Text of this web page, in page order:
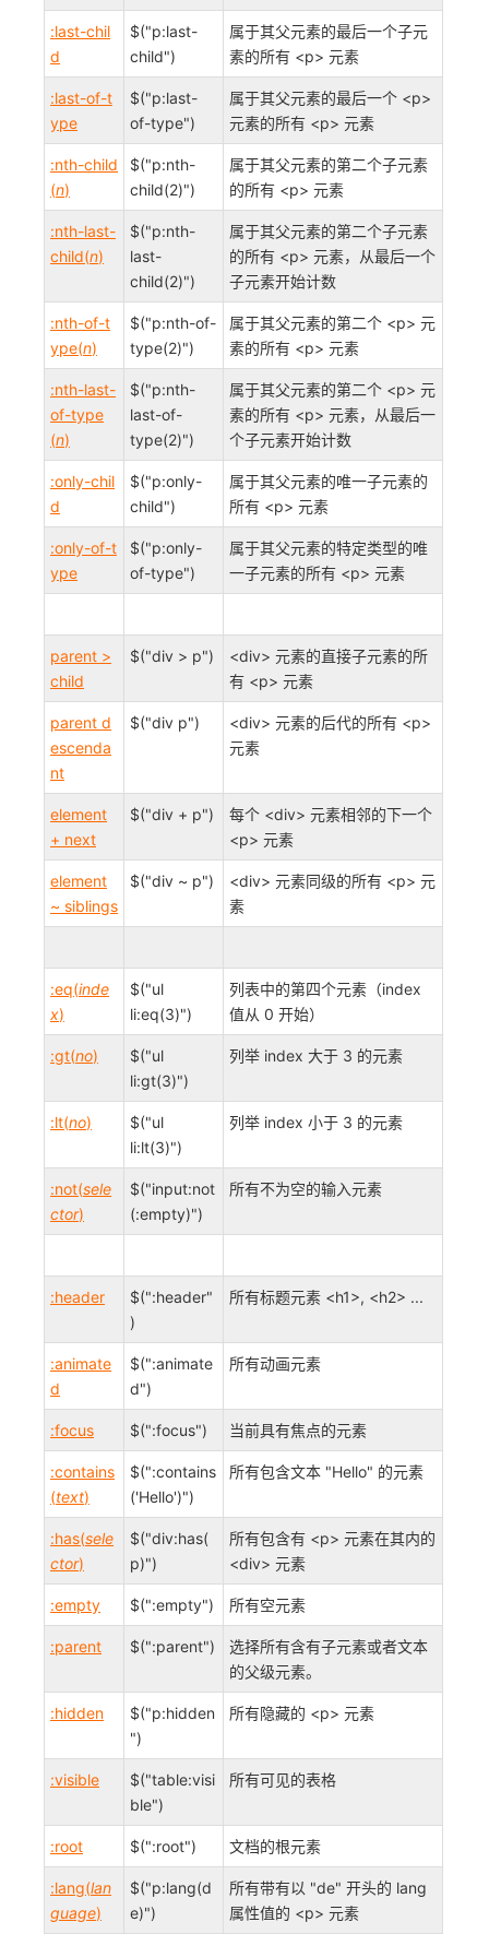
:last-chil
d
$("p:last-
child")
属于其父元素的最后一个子元
素的所有 <p> 元素
:last-of-t
ype
$("p:last-
of-type")
属于其父元素的最后一个 <p>
元素的所有 <p> 元素
:nth-child
(n)
$("p:nth-
child(2)")
属于其父元素的第二个子元素
的所有 <p> 元素
:nth-last-
child(n)
$("p:nth-
last-
child(2)")
属于其父元素的第二个子元素
的所有 <p> 元素，从最后一个
子元素开始计数
:nth-of-t
ype(n)
$("p:nth-of-
type(2)")
属于其父元素的第二个 <p> 元
素的所有 <p> 元素
:nth-last-
of-type
(n)
$("p:nth-
last-of-
type(2)")
属于其父元素的第二个 <p> 元
素的所有 <p> 元素，从最后一
个子元素开始计数
:only-chil
d
$("p:only-
child")
属于其父元素的唯一子元素的
所有 <p> 元素
:only-of-t
ype
$("p:only-
of-type")
属于其父元素的特定类型的唯
一子元素的所有 <p> 元素
parent >
child
$("div > p")
<div> 元素的直接子元素的所
有 <p> 元素
parent d
escenda
nt
$("div p")
<div> 元素的后代的所有 <p>
元素
element
+ next
$("div + p")
每个 <div> 元素相邻的下一个
<p> 元素
element
~ siblings
$("div ~ p")
<div> 元素同级的所有 <p> 元
素
:eq(inde
x)
$("ul
li:eq(3)")
列表中的第四个元素（index
值从 0 开始）
:gt(no)
$("ul
li:gt(3)")
列举 index 大于 3 的元素
:lt(no)
$("ul
li:lt(3)")
列举 index 小于 3 的元素
:not(sele
ctor)
$("input:not
(:empty)")
所有不为空的输入元素
:header
$(":header"
)
所有标题元素 <h1>, <h2> ...
:animate
d
$(":animate
d")
所有动画元素
:focus $(":focus") 当前具有焦点的元素
:contains
(text)
$(":contains
('Hello')")
所有包含文本 "Hello" 的元素
:has(sele
ctor)
$("div:has(
p)")
所有包含有 <p> 元素在其内的
<div> 元素
:empty $(":empty") 所有空元素
:parent $(":parent")
选择所有含有子元素或者文本
的父级元素。
:hidden
$("p:hidden
")
所有隐藏的 <p> 元素
:visible
$("table:visi
ble")
所有可见的表格
:root $(":root") 文档的根元素
:lang(lan
guage)
$("p:lang(d
e)")
所有带有以 "de" 开头的 lang
属性值的 <p> 元素